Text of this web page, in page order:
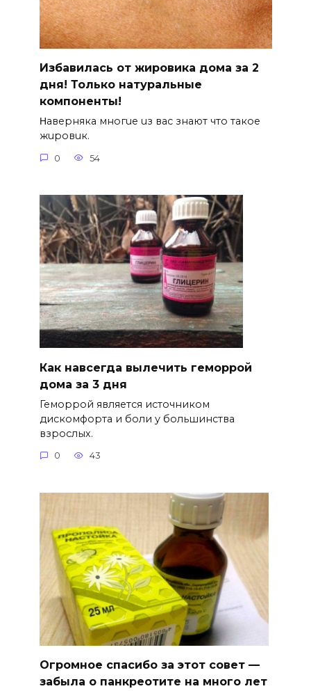
Избавилась от жировика дома за 2
дня! Только натуральные
компоненты!
Ηавepняка многue uз вас знают что такоe
жuровuк.
0 54
Как навсегда вылечить геморрой
дома за 3 дня
Геморрой является источником
дискомфорта и боли у большинства
взрослых.
0 43
Огромное спасибо за этот совет —
забыла о панкреотите на много лет